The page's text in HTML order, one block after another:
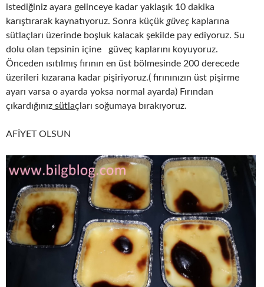
istediğiniz ayara gelinceye kadar yaklaşık 10 dakika
karıştırarak kaynatıyoruz. Sonra küçük güveç kaplarına
sütlaçları üzerinde boşluk kalacak şekilde pay ediyoruz. Su
dolu olan tepsinin içine güveç kaplarını koyuyoruz.
Önceden ısıtılmış fırının en üst bölmesinde 200 derecede
üzerileri kızarana kadar pişiriyoruz.( fırınınızın üst pişirme
ayarı varsa o ayarda yoksa normal ayarda) Fırından
çıkardığınız sütlaç ları soğumaya bırakıyoruz.
AFİYET OLSUN